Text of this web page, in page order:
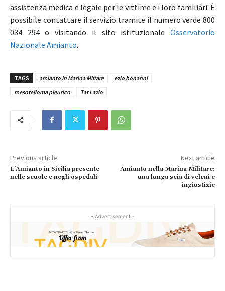
assistenza medica e legale per le vittime e i loro familiari. È
possibile contattare il servizio tramite il numero verde 800
034 294 o visitando il sito istituzionale Osservatorio
Nazionale Amianto.
TAGS amianto in Marina Miitare
ezio bonanni
mesotelioma pleurico
Tar Lazio
Previous article
L’Amianto in Sicilia presente
nelle scuole e negli ospedali
Next article
Amianto nella Marina Militare:
una lunga scia di veleni e
ingiustizie
- Advertisement -